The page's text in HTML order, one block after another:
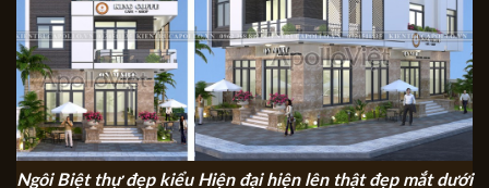
Ngôi Biệt thự đẹp kiểu Hiện đại hiện lên thật đẹp mắt dưới